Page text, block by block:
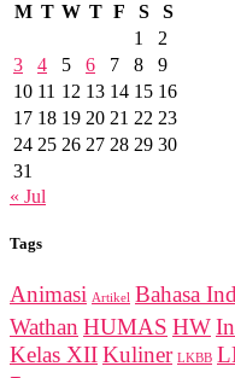
M T W T F S
S
1
2
3
4 5 6 7 8
9
10 11 12 13 14 15 16
17 18 19 20 21 22 23
24 25 26 27 28 29 30
31
« Jul
Tags
Animasi Artikel Bahasa
Wathan HUMAS HW
Kelas XIIKuliner LKBB